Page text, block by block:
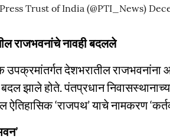
Trust of India (@PTI_News)
राजभवनांचे नावही बदलले
उपक्रमांतर्गत देशभरातील
बदल झाले होते. पंतप्रधान
ऐतिहासिक ‘राजपथ’ याचे नामकरण